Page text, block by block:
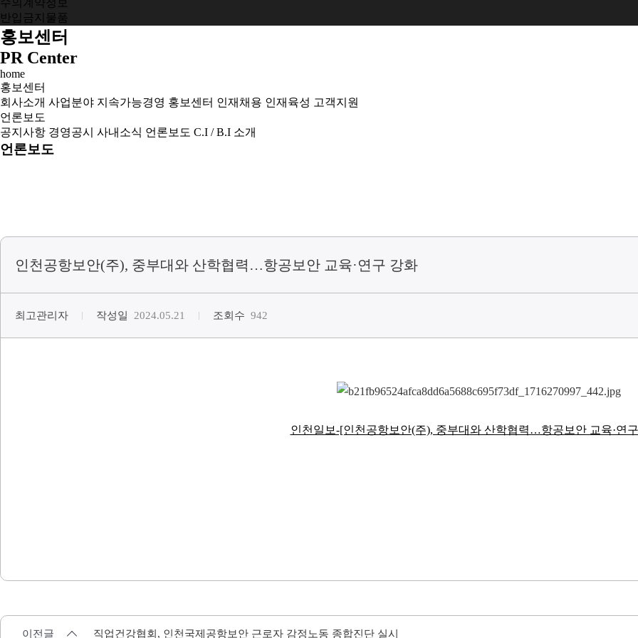
수의계약정보
반입금지물품
홍보센터
PR Center
home
홍보센터
회사소개 사업분야 지속가능경영 홍보센터 인재채용 인재육성 고객지원
언론보도
공지사항 경영공시 사내소식 언론보도 C.I / B.I 소개
언론보도
인천공항보안(주), 중부대와 산학협력…항공보안 교육·연구 강화
최고관리자 작성일 2024.05.21 조회수 942
인천일보-[인천공항보안(주), 중부대와 산학협력…항공보안 교육·연
이전글 직업건강협회, 인천국제공항보안 근로자 감정노동 종합진단 실시